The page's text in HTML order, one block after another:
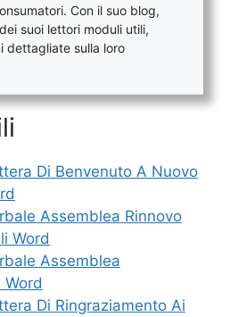
Con il suo blog,
suoi lettori moduli utili,
dettagliate sulla loro
Di Benvenuto A Nuovo
Assemblea Rinnovo
Word
Assemblea
Word
Di Ringraziamento Ai